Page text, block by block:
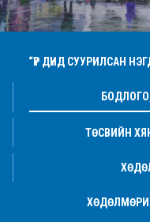
“ҮР ДҮНД СУУРИЛСАН
ТӨСВИЙН